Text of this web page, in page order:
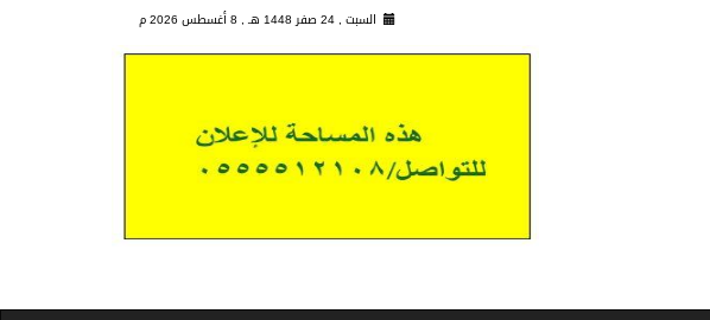
السبت , 24 صفر 1448 هـ , 8 أغسطس 2026 م